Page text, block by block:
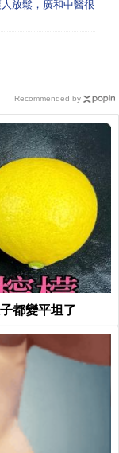
放鬆，廣和中醫很
都變平坦了
Recommended by